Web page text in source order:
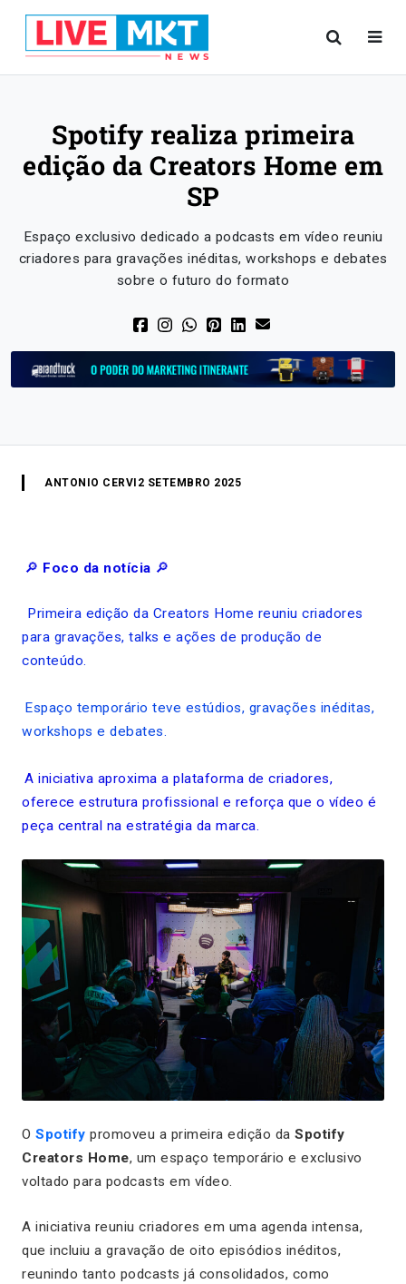
Spotify realiza primeira
edição da Creators Home em
SP
Espaço exclusivo dedicado a podcasts em vídeo reuniu
criadores para gravações inéditas, workshops e debates
sobre o futuro do formato
ANTONIO CERVI 2 SETEMBRO 2025
🔎 Foco da notícia 🔎
Primeira edição da Creators Home reuniu criadores
para gravações, talks e ações de produção de
conteúdo.
Espaço temporário teve estúdios, gravações inéditas,
workshops e debates.
A iniciativa aproxima a plataforma de criadores,
oferece estrutura profissional e reforça que o vídeo é
peça central na estratégia da marca.
O Spotify promoveu a primeira edição da Spotify
Creators Home, um espaço temporário e exclusivo
voltado para podcasts em vídeo.
A iniciativa reuniu criadores em uma agenda intensa,
que incluiu a gravação de oito episódios inéditos,
reunindo tanto podcasts já consolidados, como